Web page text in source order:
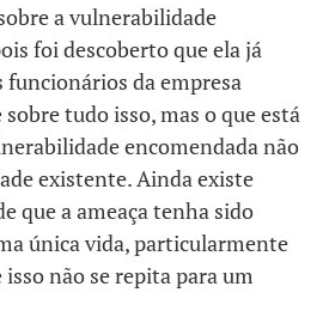
a vulnerabilidade
foi descoberto que ela já
funcionários da empresa
tudo isso, mas o que está
encomendada não
existente. Ainda existe
que a ameaça tenha sido
única vida, particularmente
isso não se repita para um